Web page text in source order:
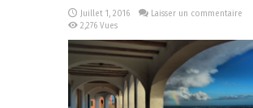
Juillet 1, 2016
Laisser un commentaire
2,276 Vues